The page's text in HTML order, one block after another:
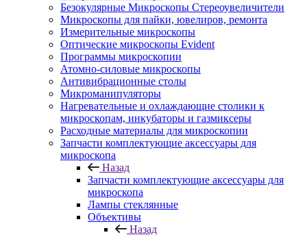
Безокулярные Микроскопы Стереоувеличители
Микроскопы для пайки, ювелиров, ремонта
Измерительные микроскопы
Оптические микроскопы Evident
Программы микроскопии
Атомно-силовые микроскопы
Антивибрационные столы
Микроманипуляторы
Нагревательные и охлаждающие столики к
микроскопам, инкубаторы и газмиксеры
Расходные материалы для микроскопии
Запчасти комплектующие аксессуары для
микроскопа
Назад
Запчасти комплектующие аксессуары для
микроскопа
Лампы стеклянные
Объективы
Назад